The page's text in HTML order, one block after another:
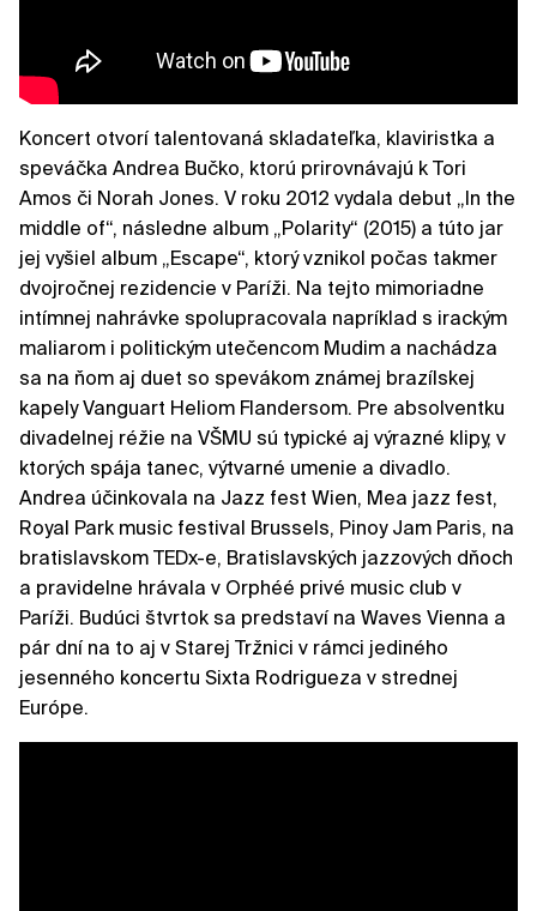
Koncert otvorí talentovaná skladateľka, klaviristka a
speváčka Andrea Bučko, ktorú prirovnávajú k Tori
Amos či Norah Jones. V roku 2012 vydala debut „In the
middle of“, následne album „Polarity“ (2015) a túto jar
jej vyšiel album „Escape“, ktorý vznikol počas takmer
dvojročnej rezidencie v Paríži. Na tejto mimoriadne
intímnej nahrávke spolupracovala napríklad s irackým
maliarom i politickým utečencom Mudim a nachádza
sa na ňom aj duet so spevákom známej brazílskej
kapely Vanguart Heliom Flandersom. Pre absolventku
divadelnej réžie na VŠMU sú typické aj výrazné klipy, v
ktorých spája tanec, výtvarné umenie a divadlo.
Andrea účinkovala na Jazz fest Wien, Mea jazz fest,
Royal Park music festival Brussels, Pinoy Jam Paris, na
bratislavskom TEDx-e, Bratislavských jazzových dňoch
a pravidelne hrávala v Orphéé privé music club v
Paríži. Budúci štvrtok sa predstaví na Waves Vienna a
pár dní na to aj v Starej Tržnici v rámci jediného
jesenného koncertu Sixta Rodrigueza v strednej
Európe.